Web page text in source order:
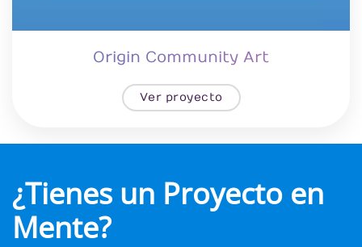
Origin Community Art
Ver proyecto
¿Tienes un Proyecto en
Mente?